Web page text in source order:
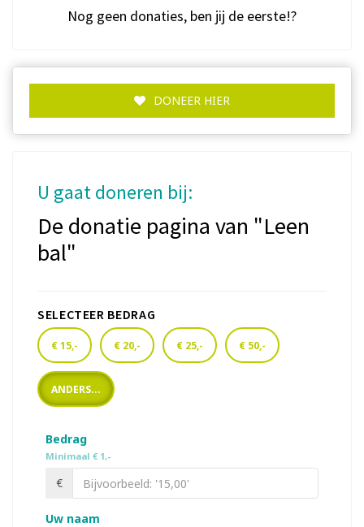
Nog geen donaties, ben jij de eerste!?
DONEER HIER
U gaat doneren bij:
De donatie pagina van "Leen
bal"
SELECTEER BEDRAG
€ 15,- € 20,- € 25,- € 50,-
ANDERS...
Bedrag
Minimaal € 1,-
€
Uw naam